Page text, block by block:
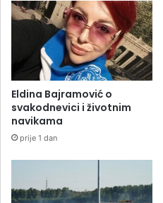
Eldina Bajramović o
svakodnevici i životnim
navikama
prije 1 dan